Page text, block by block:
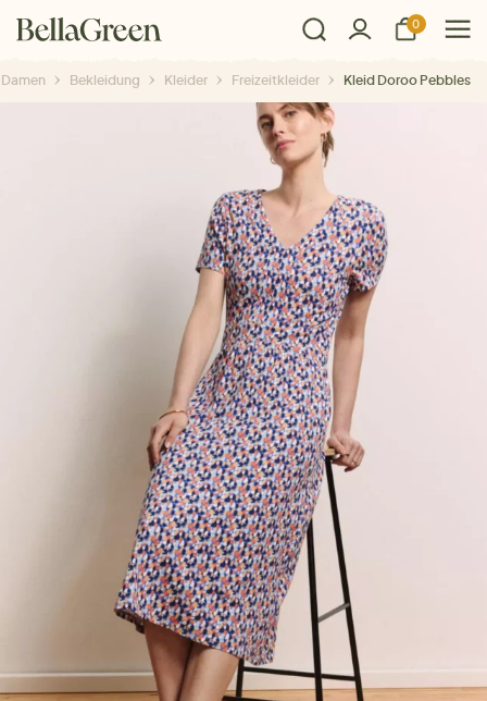
0
Damen Bekleidung Kleider Freizeitkleider Kleid Doroo Pebbles